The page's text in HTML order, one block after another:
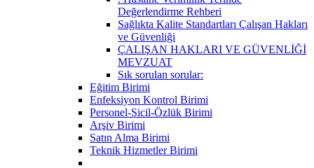
Değerlendirme Rehberi
Sağlıkta Kalite Standartları Çalışan Hakları
ve Güvenliği
ÇALIŞAN HAKLARI VE GÜVENLİĞİ
MEVZUAT
Sık sorulan sorular:
Eğitim Birimi
Enfeksiyon Kontrol Birimi
Personel-Sicil-Özlük Birimi
Arşiv Birimi
Satın Alma Birimi
Teknik Hizmetler Birimi